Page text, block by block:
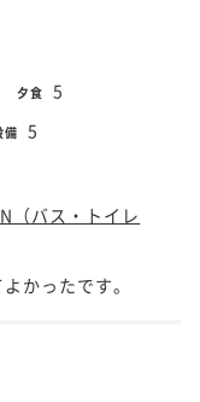
夕食 5
備 5
（バス・トイレ
かったです。